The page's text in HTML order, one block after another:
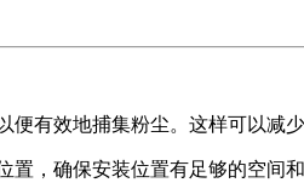
便有效地捕集粉尘。这样可以减
置，确保安装位置有足够的空